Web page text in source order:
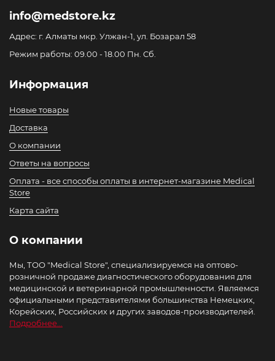
info@medstore.kz
Адрес: г. Алматы мкр. Улжан-1, ул. Бозарал 58
Режим работы: 09.00 - 18.00 Пн. Сб.
Информация
Новые товары
Доставка
О компании
Ответы на вопросы
Оплата - все способы оплаты в интернет-магазине Medical
Store
Карта сайта
О компании
Мы, ТОО "Medical Store", специализируемся на оптово-
розничной продаже диагностического оборудования для
медицинской и ветеринарной промышленности. Являемся
официальными представителями большинства Немецких,
Корейских, Российских и других заводов-производителей.
Подробнее...